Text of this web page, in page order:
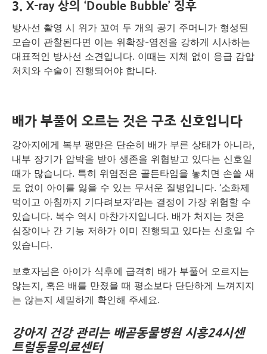
3. X-ray 상의 ‘Double Bubble’ 징후
방사선 촬영 시 위가 꼬여 두 개의 공기 주머니가 형성된
모습이 관찰된다면 이는 위확장-염전을 강하게 시사하는
대표적인 방사선 소견입니다. 이때는 지체 없이 응급 감압
처치와 수술이 진행되어야 합니다.
배가 부풀어 오르는 것은 구조 신호입니다
강아지에게 복부 팽만은 단순히 배가 부른 상태가 아니라,
내부 장기가 압박을 받아 생존을 위협받고 있다는 신호일
때가 많습니다. 특히 위염전은 골든타임을 놓치면 손쓸 새
도 없이 아이를 잃을 수 있는 무서운 질병입니다. ‘소화제
먹이고 아침까지 기다려보자’라는 결정이 가장 위험할 수
있습니다. 복수 역시 마찬가지입니다. 배가 처지는 것은
심장이나 간 기능 저하가 이미 진행되고 있다는 신호일 수
있습니다.
보호자님은 아이가 식후에 급격히 배가 부풀어 오르지는
않는지, 혹은 배를 만졌을 때 평소보다 단단하게 느껴지지
는 않는지 세밀하게 확인해 주세요.
강아지 건강 관리는 배곧동물병원 시흥24시센
트럴동물의료센터